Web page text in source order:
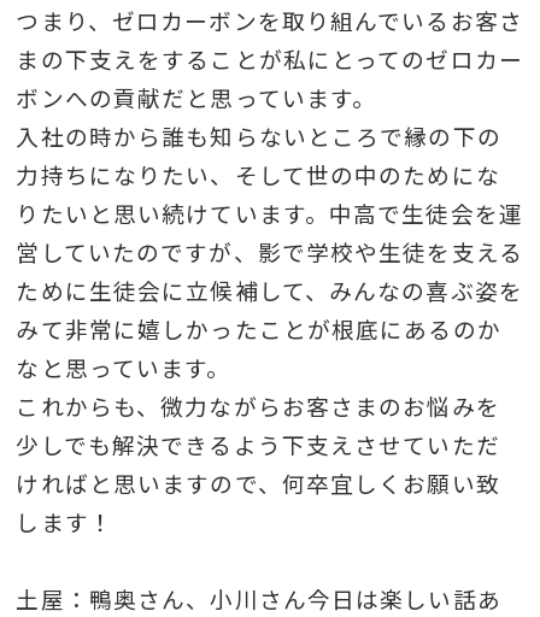
つまり、ゼロカーボンを取り組んでいるお客さ
まの下支えをすることが私にとってのゼロカー
ボンへの貢献だと思っています。
入社の時から誰も知らないところで縁の下の
力持ちになりたい、そして世の中のためにな
りたいと思い続けています。中高で生徒会を運
営していたのですが、影で学校や生徒を支える
ために生徒会に立候補して、みんなの喜ぶ姿を
みて非常に嬉しかったことが根底にあるのか
なと思っています。
これからも、微力ながらお客さまのお悩みを
少しでも解決できるよう下支えさせていただ
ければと思いますので、何卒宜しくお願い致
します！
土屋：鴨奥さん、小川さん今日は楽しい話あ